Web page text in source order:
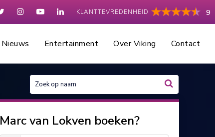
KLANTTEVREDENHEID 9
Nieuws Entertainment Over Viking Contact
Marc van Lokven boeken?